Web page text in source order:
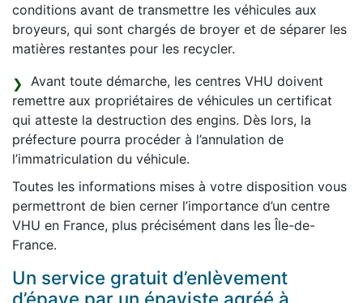
conditions avant de transmettre les véhicules aux
broyeurs, qui sont chargés de broyer et de séparer les
matières restantes pour les recycler.
Avant toute démarche, les centres VHU doivent
remettre aux propriétaires de véhicules un certificat
qui atteste la destruction des engins. Dès lors, la
préfecture pourra procéder à l’annulation de
l’immatriculation du véhicule.
Toutes les informations mises à votre disposition vous
permettront de bien cerner l’importance d’un centre
VHU en France, plus précisément dans les Île-de-
France.
Un service gratuit d’enlèvement